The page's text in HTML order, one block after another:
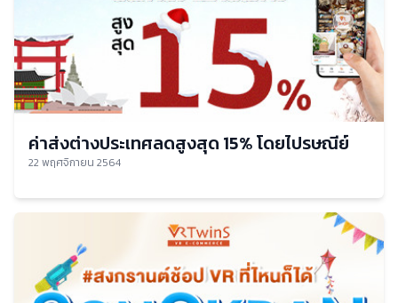
ค่าส่งต่างประเทศลดสูงสุด 15% โดยไปรษณีย์ไทย
22 พฤศจิกายน 2564